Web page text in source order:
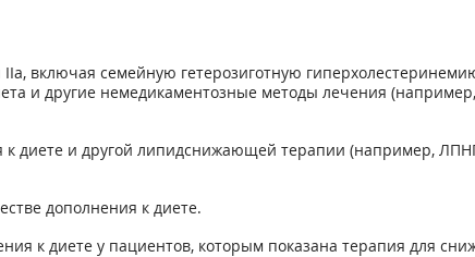
включая семейную гетерозиготную
и другие немедикаментозные методы лечения
диете и другой липидснижающей терапии (например,
дополнения к диете.
к диете у пациентов, которым показана терапия для